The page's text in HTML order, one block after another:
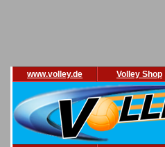
www.volley.de Volley Shop